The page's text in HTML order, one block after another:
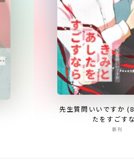
先生質問いいですか
たをすごす
新刊